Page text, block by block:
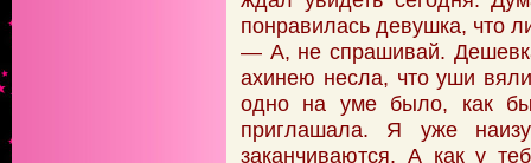
понравилась девушка, что
— А, не спрашивай.
ахинею несла, что уши
одно на уме было, как
приглашала. Я уже
заканчиваются. А как у